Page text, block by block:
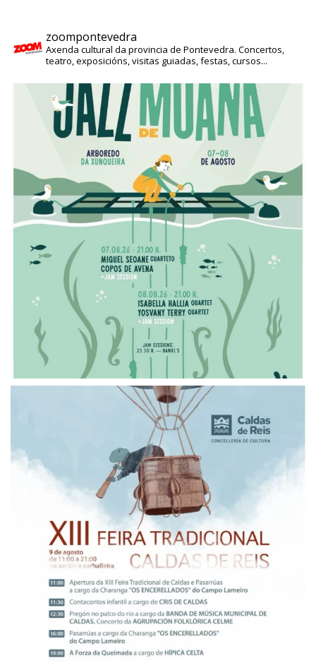
zoompontevedra
Axenda cultural da provincia de Pontevedra. Concertos,
teatro, exposicións, visitas guiadas, festas, cursos...